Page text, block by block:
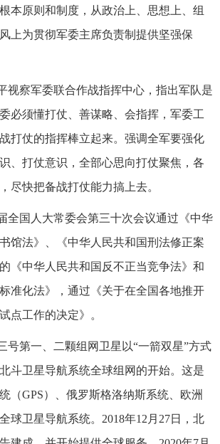
本原则和制度，从政治上、思想上、组
上为贯彻军委主席负责制提供坚强保
视察军委联合作战指挥中心，指出军队是
必须懂打仗、善谋略、会指挥，军委工
打仗的指挥棒立起来。强调全军要强化
、打仗意识，全部心思向打仗聚焦，各
尽快把备战打仗能力搞上去。
全国人大常委会第三十次会议通过《中华
馆法》、《中华人民共和国刑法修正案
《中华人民共和国反不正当竞争法》和
准化法》，通过《关于在全国各地推开
点工作的决定》。
号第一、二颗组网卫星以“一箭双星”方式
斗卫星导航系统全球组网的开始。这是
（GPS）、俄罗斯格洛纳斯系统、欧洲
球卫星导航系统。2018年12月27日，北